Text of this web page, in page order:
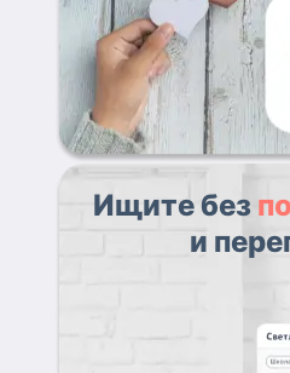
Ищите без
и